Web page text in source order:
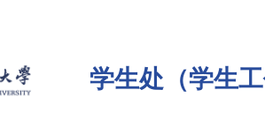
学生处（学生